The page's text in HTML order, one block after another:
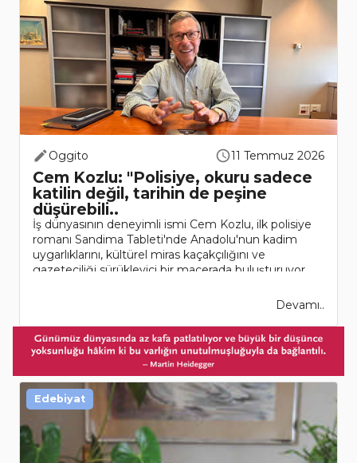
Oggito 11 Temmuz 2026
Cem Kozlu: "Polisiye, okuru sadece
katilin değil, tarihin de peşine
düşürebili..
İş dünyasının deneyimli ismi Cem Kozlu, ilk polisiye
romanı Sandima Tableti'nde Anadolu'nun kadim
uygarlıklarını, kültürel miras kaçakçılığını ve
gazeteciliği sürükleyici bir macerada buluşturuyor.
Devamı..
Edebiyat